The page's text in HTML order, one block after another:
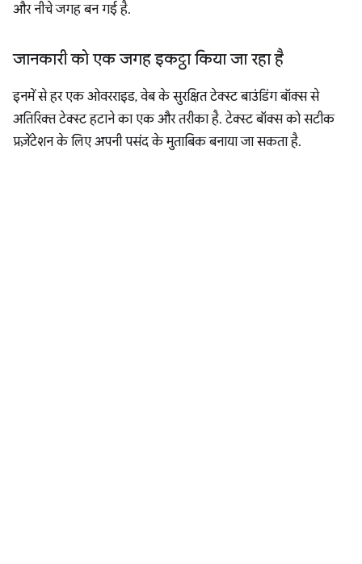
और नीचे जगह बन गई है.
जानकारी को एक जगह इकट्ठा किया जा रहा है
इनमें से हर एक ओवरराइड, वेब के सुरक्षित टेक्स्ट बाउंडिंग बॉक्स से
अतिरिक्त टेक्स्ट हटाने का एक और तरीका है. टेक्स्ट बॉक्स को सटीक
प्रज़ेंटेशन के लिए अपनी पसंद के मुताबिक बनाया जा सकता है.